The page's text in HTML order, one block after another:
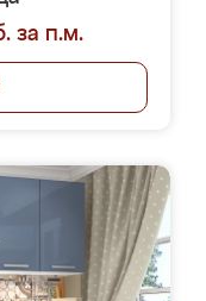
за п.м.